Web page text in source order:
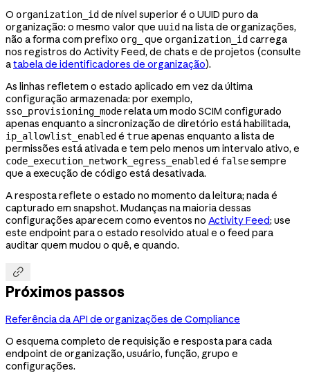
O organization_id de nível superior é o UUID puro da
organização: o mesmo valor que uuid na lista de organizações,
não a forma com prefixo org_ que organization_id carrega
nos registros do Activity Feed, de chats e de projetos (consulte
atabela de identificadores de organização).
As linhas refletem o estado aplicado em vez da última
configuração armazenada: por exemplo,
sso_provisioning_moderelata um modo SCIM configurado
apenas enquanto a sincronização de diretório está habilitada,
ip_allowlist_enabled é trueapenas enquanto a lista de
permissões está ativada e tem pelo menos um intervalo ativo, e
code_execution_network_egress_enabled é falsesempre
que a execução de código está desativada.
A resposta reflete o estado no momento da leitura; nada é
capturado em snapshot. Mudanças na maioria dessas
configurações aparecem como eventos no Activity Feed; use
este endpoint para o estado resolvido atual e o feed para
auditar quem mudou o quê, e quando.

Próximos passos
Referência da API de organizações de Compliance
O esquema completo de requisição e resposta para cada
endpoint de organização, usuário, função, grupo e
configurações.